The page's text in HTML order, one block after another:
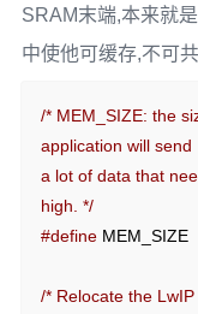
SRAM末端,本来就
中使他可缓存,不可
/* MEM_SIZE: the
application will send
a lot of data that
high. */
#define
/* Relocate the